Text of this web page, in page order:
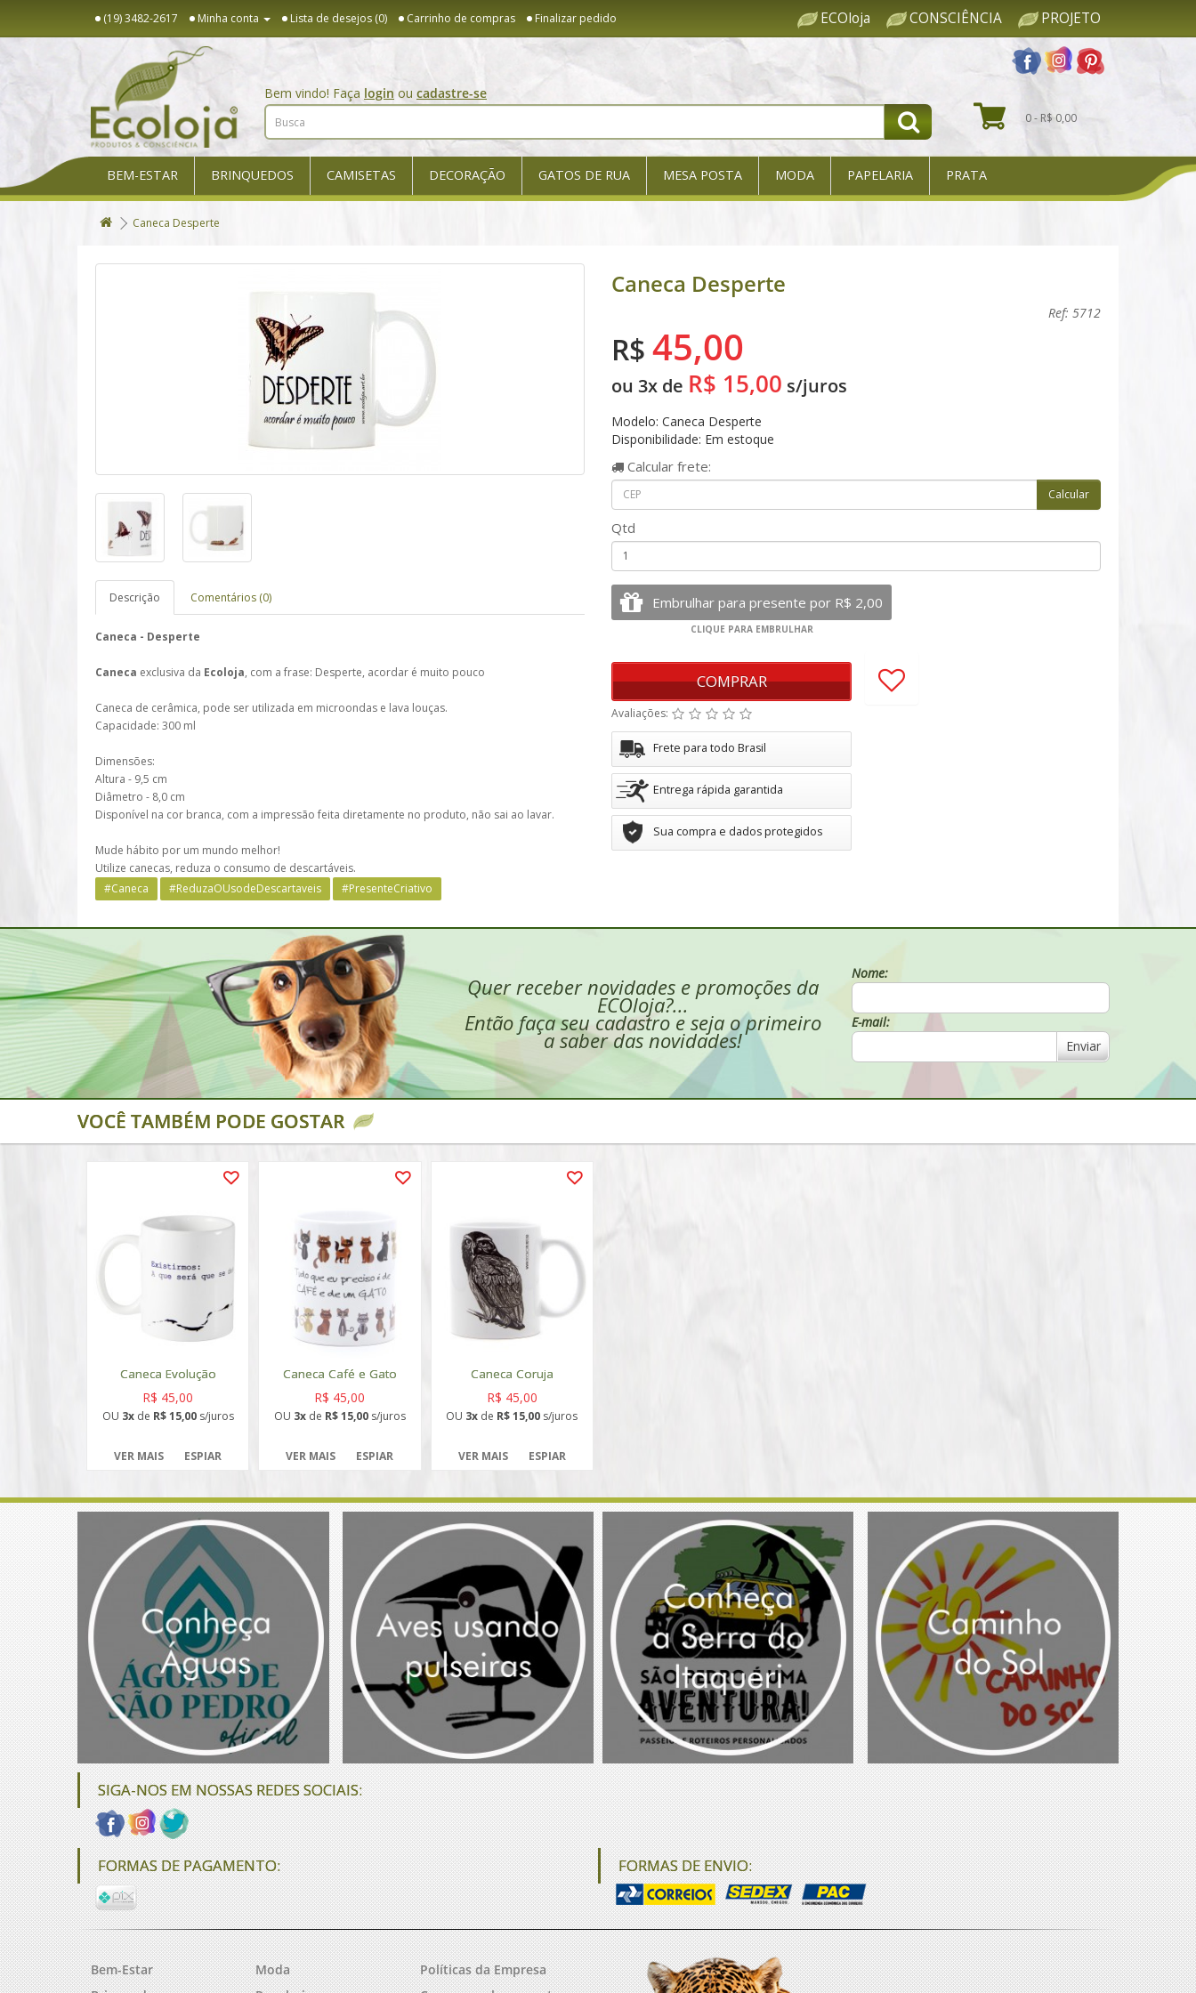
(19) 3482-2617 Minha conta Lista de desejos (0) Carrinho de compras Finalizar pedido ECOloja CONSCIÊNCIA PROJETO
Bem vindo! Faça login ou cadastre-se
0 - R$ 0,00
BEM-ESTAR BRINQUEDOS CAMISETAS DECORAÇÃO GATOS DE RUA MESA POSTA MODA PAPELARIA PRATA
Caneca Desperte
Descrição Comentários (0)
Caneca - Desperte
Caneca exclusiva da Ecoloja, com a frase: Desperte, acordar é muito pouco
Caneca de cerâmica, pode ser utilizada em microondas e lava louças.
Capacidade: 300 ml
Dimensões:
Altura - 9,5 cm
Diâmetro - 8,0 cm
Disponível na cor branca, com a impressão feita diretamente no produto, não sai ao lavar.
Mude hábito por um mundo melhor!
Utilize canecas, reduza o consumo de descartáveis.
Caneca Desperte
Ref: 5712
R$ 45,00
ou 3x de R$ 15,00 s/juros
Modelo: Caneca Desperte
Disponibilidade: Em estoque
Calcular frete:
Qtd
COMPRAR
Avaliações:
Frete para todo Brasil
Entrega rápida garantida
Sua compra e dados protegidos
#Caneca #ReduzaOUsodeDescartaveis #PresenteCriativo
Quer receber novidades e promoções da
ECOloja?...
Então faça seu cadastro e seja o primeiro
a saber das novidades!
Nome:
E-mail:
Enviar
VOCÊ TAMBÉM PODE GOSTAR
Caneca Evolução
R$ 45,00
OU 3xde R$ 15,00s/juros
VER MAIS ESPIAR
Caneca Café e Gato
R$ 45,00
OU 3xde R$ 15,00s/juros
VER MAIS ESPIAR
Caneca Coruja
R$ 45,00
OU 3x de R$ 15,00 s/juros
VER MAIS ESPIAR
SIGA-NOS EM NOSSAS REDES SOCIAIS:
FORMAS DE PAGAMENTO: FORMAS DE ENVIO:
Bem-Estar
Moda
Políticas da Empresa